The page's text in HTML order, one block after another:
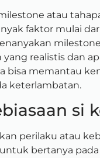
atau
faktor mulai
realistis dan
bisa memantau
keterlambatan.
si
perilaku atau
bertanya